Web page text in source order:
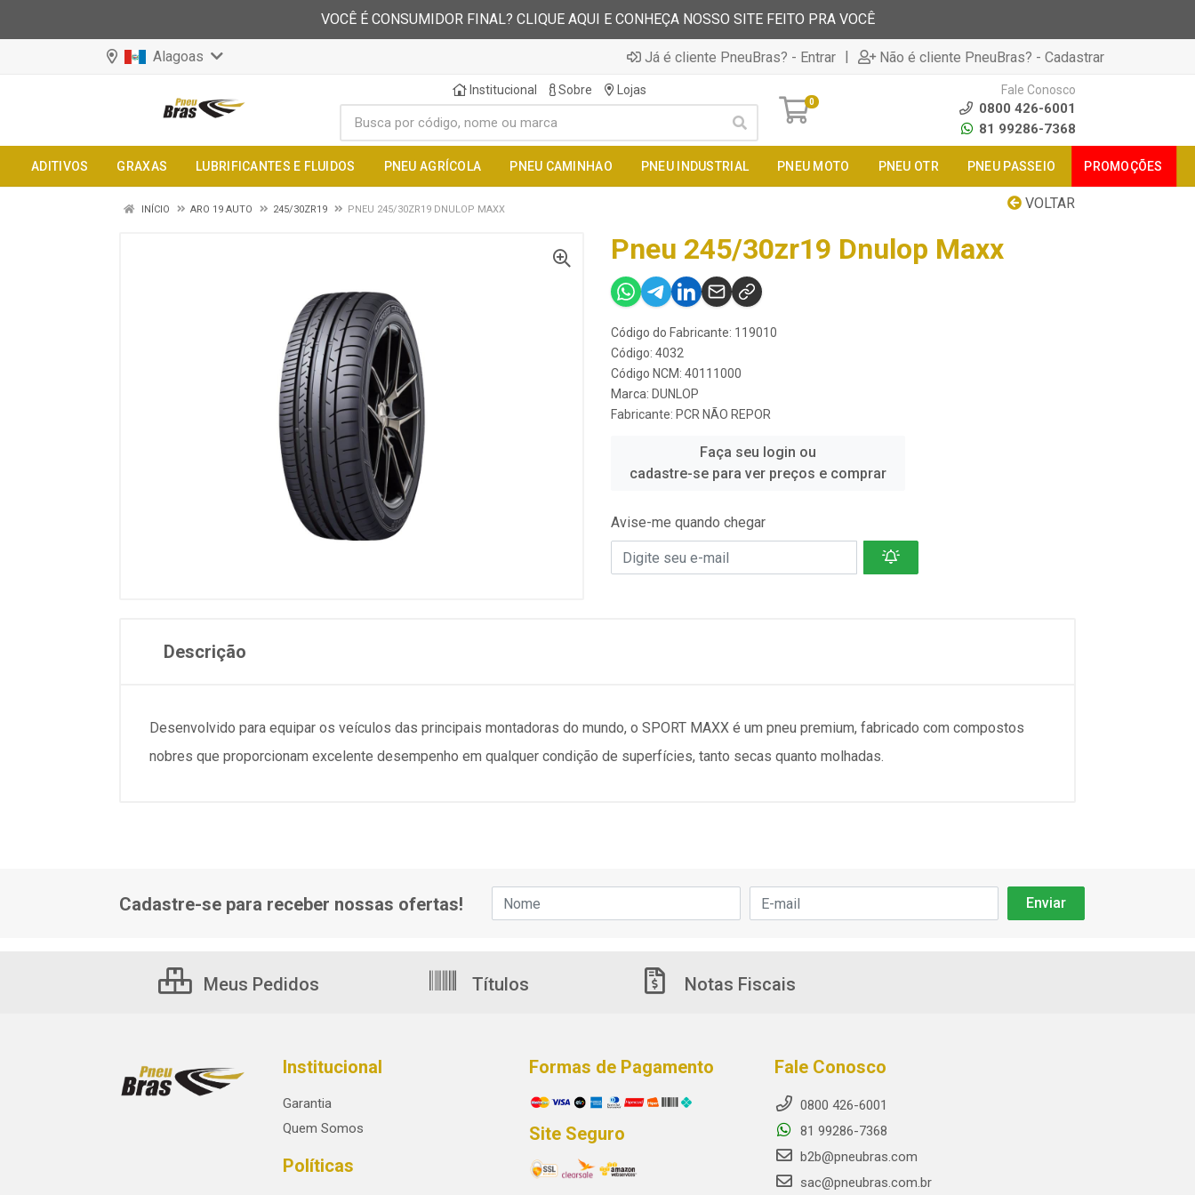
VOCÊ É CONSUMIDOR FINAL? CLIQUE AQUI E CONHEÇA NOSSO SITE FEITO PRA VOCÊ
Alagoas Já é cliente PneuBras? - Entrar | Não é cliente PneuBras? - Cadastrar
Institucional Sobre Lojas
0
Fale Conosco
0800 426-6001
81 99286-7368
ADITIVOS GRAXAS LUBRIFICANTES E FLUIDOS PNEU AGRÍCOLA PNEU CAMINHAO PNEU INDUSTRIAL PNEU MOTO PNEU OTR PNEU PASSEIO PROMOÇÕES
VOLTAR
INÍCIO ARO 19 AUTO 245/30ZR19 PNEU 245/30ZR19 DNULOP MAXX
Pneu 245/30zr19 Dnulop Maxx
Código do Fabricante: 119010
Código: 4032
Código NCM: 40111000
Marca: DUNLOP
Fabricante: PCR NÃO REPOR
Faça seu login ou
cadastre-se para ver preços e comprar
Avise-me quando chegar
Descrição
Desenvolvido para equipar os veículos das principais montadoras do mundo, o SPORT MAXX é um pneu premium, fabricado com compostos
nobres que proporcionam excelente desempenho em qualquer condição de superfícies, tanto secas quanto molhadas.
Cadastre-se para receber nossas ofertas!
Meus Pedidos Títulos Notas Fiscais
Institucional
Garantia
Quem Somos
Políticas
Formas de Pagamento
Site Seguro
Fale Conosco
0800 426-6001
81 99286-7368
b2b@pneubras.com
sac@pneubras.com.br